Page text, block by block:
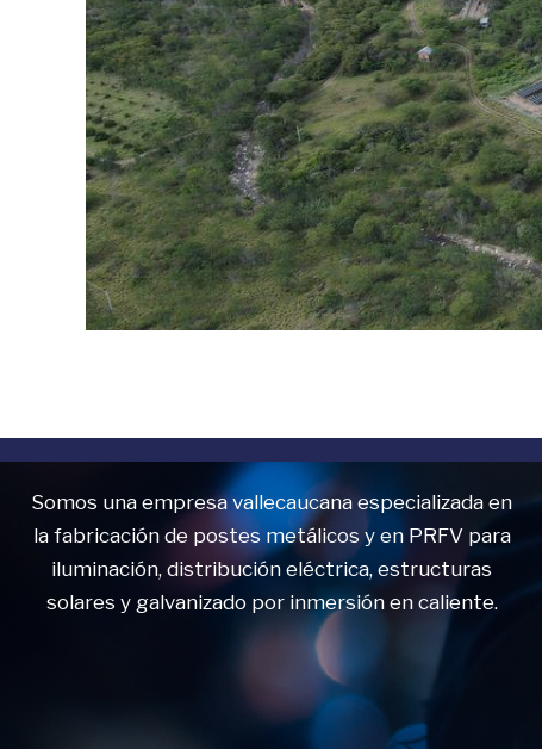
Somos una empresa vallecaucana especializada en
la fabricación de postes metálicos y en PRFV para
iluminación, distribución eléctrica, estructuras
solares y galvanizado por inmersión en caliente.